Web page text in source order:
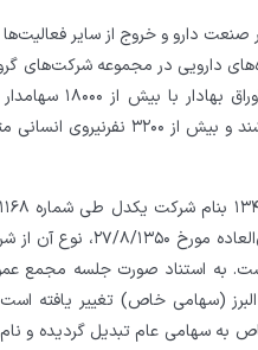
صنعت دارو و خروج از سایر
دارویی در مجموعه شرکت‌های
شرکت‌های خوش نام پذیرفته شده در بورس
تهران ثبت گردیده و سپس
(سهامی خاص) تغییر یافته
نوع شرکت از سهامی خاص به سهامی عام